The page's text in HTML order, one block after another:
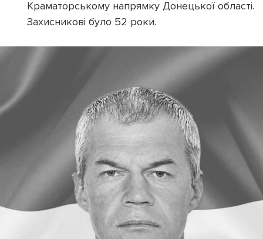
Краматорському напрямку Донецької області.
Захисникові було 52 роки.